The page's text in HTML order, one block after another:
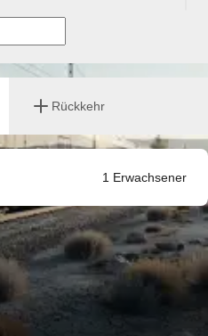
Rückkehr
1 Erwachsener